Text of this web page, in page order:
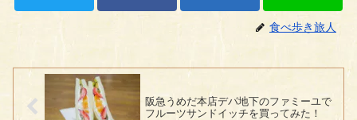
食べ歩き旅人
阪急うめだ本店デパ地下のファミーユで
フルーツサンドイッチを買ってみた！